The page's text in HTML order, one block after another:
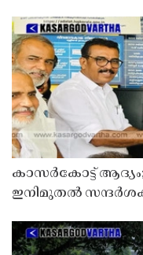
കാസർകോട്ട്
ഇനിമുതൽ